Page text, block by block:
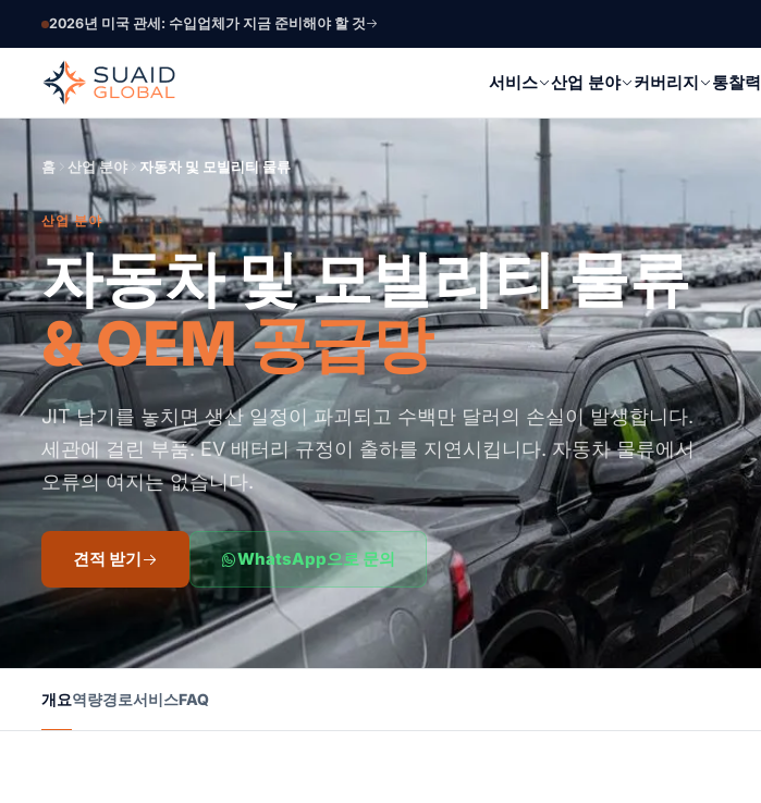
2026년 미국 관세: 수입업체가 지금 준비해야 할 것
서비스 산업 분야 커버리지 통찰력
홈 산업 분야 자동차 및 모빌리티 물류
산업 분야
자동차 및 모빌리티 물류
& OEM 공급망
JIT 납기를 놓치면 생산 일정이 파괴되고 수백만 달러의 손실이 발생합니다.
세관에 걸린 부품. EV 배터리 규정이 출하를 지연시킵니다. 자동차 물류에서
오류의 여지는 없습니다.
견적 받기 WhatsApp으로 문의
개요역량경로서비스FAQ